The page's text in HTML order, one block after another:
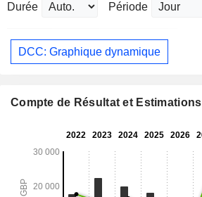
Durée Période
DCC: Graphique dynamique
Compte de Résultat et Estimations